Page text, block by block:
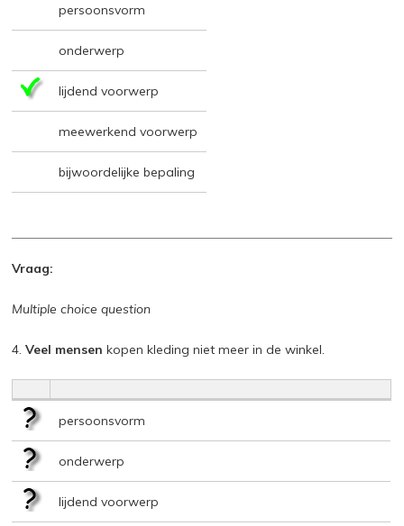
persoonsvorm
onderwerp
lijdend voorwerp
meewerkend voorwerp
bijwoordelijke bepaling
Vraag:
Multiple choice question
4.Veel mensen kopen kleding niet meer in de winkel.
persoonsvorm
onderwerp
lijdend voorwerp